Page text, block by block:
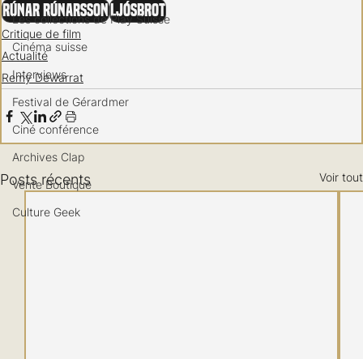
Les collections de Play Suisse
Cinéma suisse
Interviews
Festival de Gérardmer
Ciné conférence
Archives Clap
Vente Boutique
Culture Geek
Rúnar RúnarssonLjósbrot
Critique de film
Actualité
Remy Dewarrat
Posts récents Voir tout